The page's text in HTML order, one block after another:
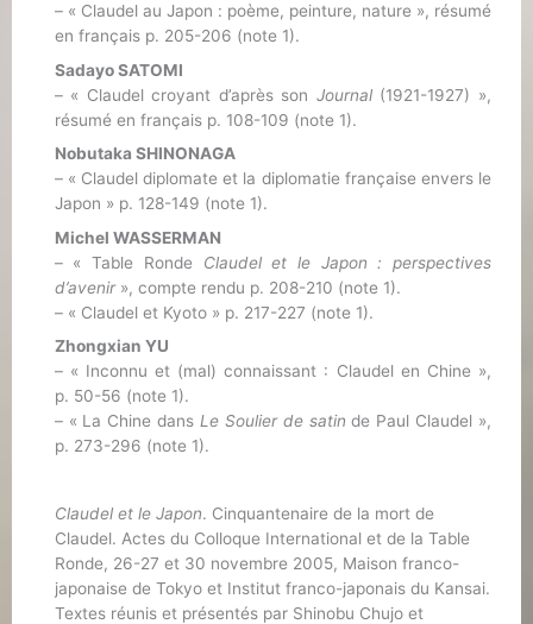
– « Claudel au Japon : poème, peinture, nature », résumé
en français p. 205-206 (note 1).
Sadayo SATOMI
– « Claudel croyant d’après son Journal(1921-1927) »,
résumé en français p. 108-109 (note 1).
Nobutaka SHINONAGA
– « Claudel diplomate et la diplomatie française envers le
Japon » p. 128-149 (note 1).
Michel WASSERMAN
– « Table Ronde Claudel et le Japon : perspectives
d’avenir», compte rendu p. 208-210 (note 1).
– « Claudel et Kyoto » p. 217-227 (note 1).
Zhongxian YU
– « Inconnu et (mal) connaissant : Claudel en Chine »,
p. 50-56 (note 1).
– « La Chine dans Le Soulier de satin de Paul Claudel »,
p. 273-296 (note 1).
Claudel et le Japon. Cinquantenaire de la mort de
Claudel. Actes du Colloque International et de la Table
Ronde, 26-27 et 30 novembre 2005, Maison franco-
japonaise de Tokyo et Institut franco-japonais du Kansai.
Textes réunis et présentés par Shinobu Chujo et